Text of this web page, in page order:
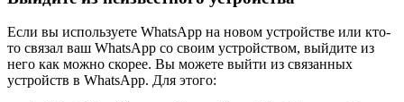
Если вы используете WhatsApp на новом устройстве или кто-
то связал ваш WhatsApp со своим устройством, выйдите из
него как можно скорее. Вы можете выйти из связанных
устройств в WhatsApp. Для этого: